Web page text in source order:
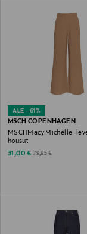
ALE –61%
MSCH COPENHAGEN
MSCHMacy Michelle -
housut
Discounted Price
31,00 € Original Price
79,95 €